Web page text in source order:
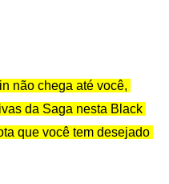
não chega até você,
da Saga nesta Black
que você tem desejado